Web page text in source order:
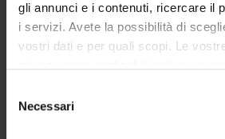
gli annunci e i contenuti, ricercare il
i servizi. Avete la possibilità di
vostri dati e per quali scopi. Le
modificare o revocare il proprio
momento dalla Dichiarazione sui
delNecessari
ATTIVITÀ
GRUPPI DI RICERCA